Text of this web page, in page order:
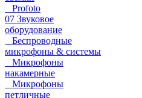
Profoto
07 Звуковое
оборудование
Беспроводные
микрофоны & системы
Микрофоны
накамерные
Микрофоны
петличные